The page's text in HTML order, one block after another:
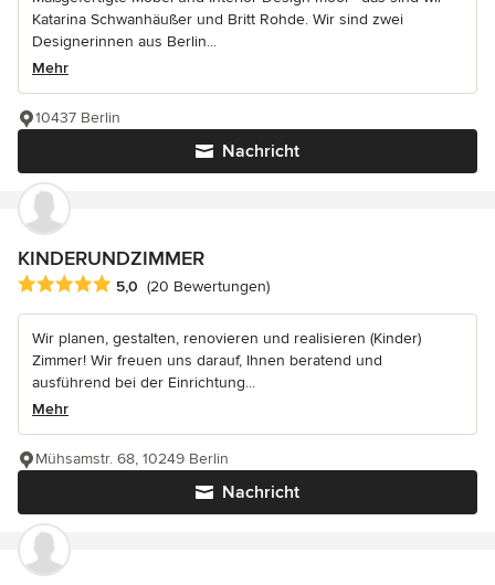
Katarina Schwanhäußer und Britt Rohde. Wir sind zwei
Designerinnen aus Berlin...
Mehr
Nachricht
10437 Berlin
KINDERUNDZIMMER
Durchschnittliche Bewertung: 5 von 5 Sternen
5,0 (20 Bewertungen)
Wir planen, gestalten, renovieren und realisieren (Kinder)
Zimmer! Wir freuen uns darauf, Ihnen beratend und
ausführend bei der Einrichtung...
Mehr
Nachricht
Mühsamstr. 68, 10249 Berlin